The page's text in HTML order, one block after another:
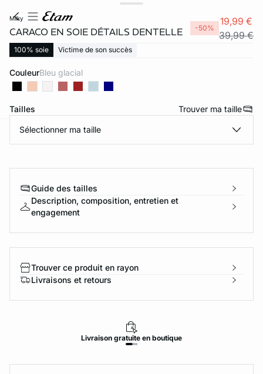
milky
CARACO EN SOIE DÉTAILS DENTELLE -50%
19,99 €
39,99 €
100% soie Victime de son succès
Couleur bleu glacial
Tailles Trouver ma taille
Sélectionner ma taille
Guide des tailles
Description, composition, entretien et
engagement
Trouver ce produit en rayon
Livraisons et retours
Livraison gratuite en boutique